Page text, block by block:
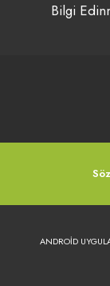
Bilgi
ANDROID